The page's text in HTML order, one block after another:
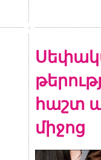
հաշտ
միջոց